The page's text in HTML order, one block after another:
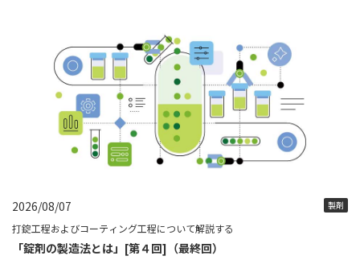
2026/08/07 製剤
打錠工程およびコーティング工程について解説する
「錠剤の製造法とは」[第４回]（最終回）